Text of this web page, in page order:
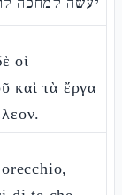
οἱ
καὶ τὰ ἔργα